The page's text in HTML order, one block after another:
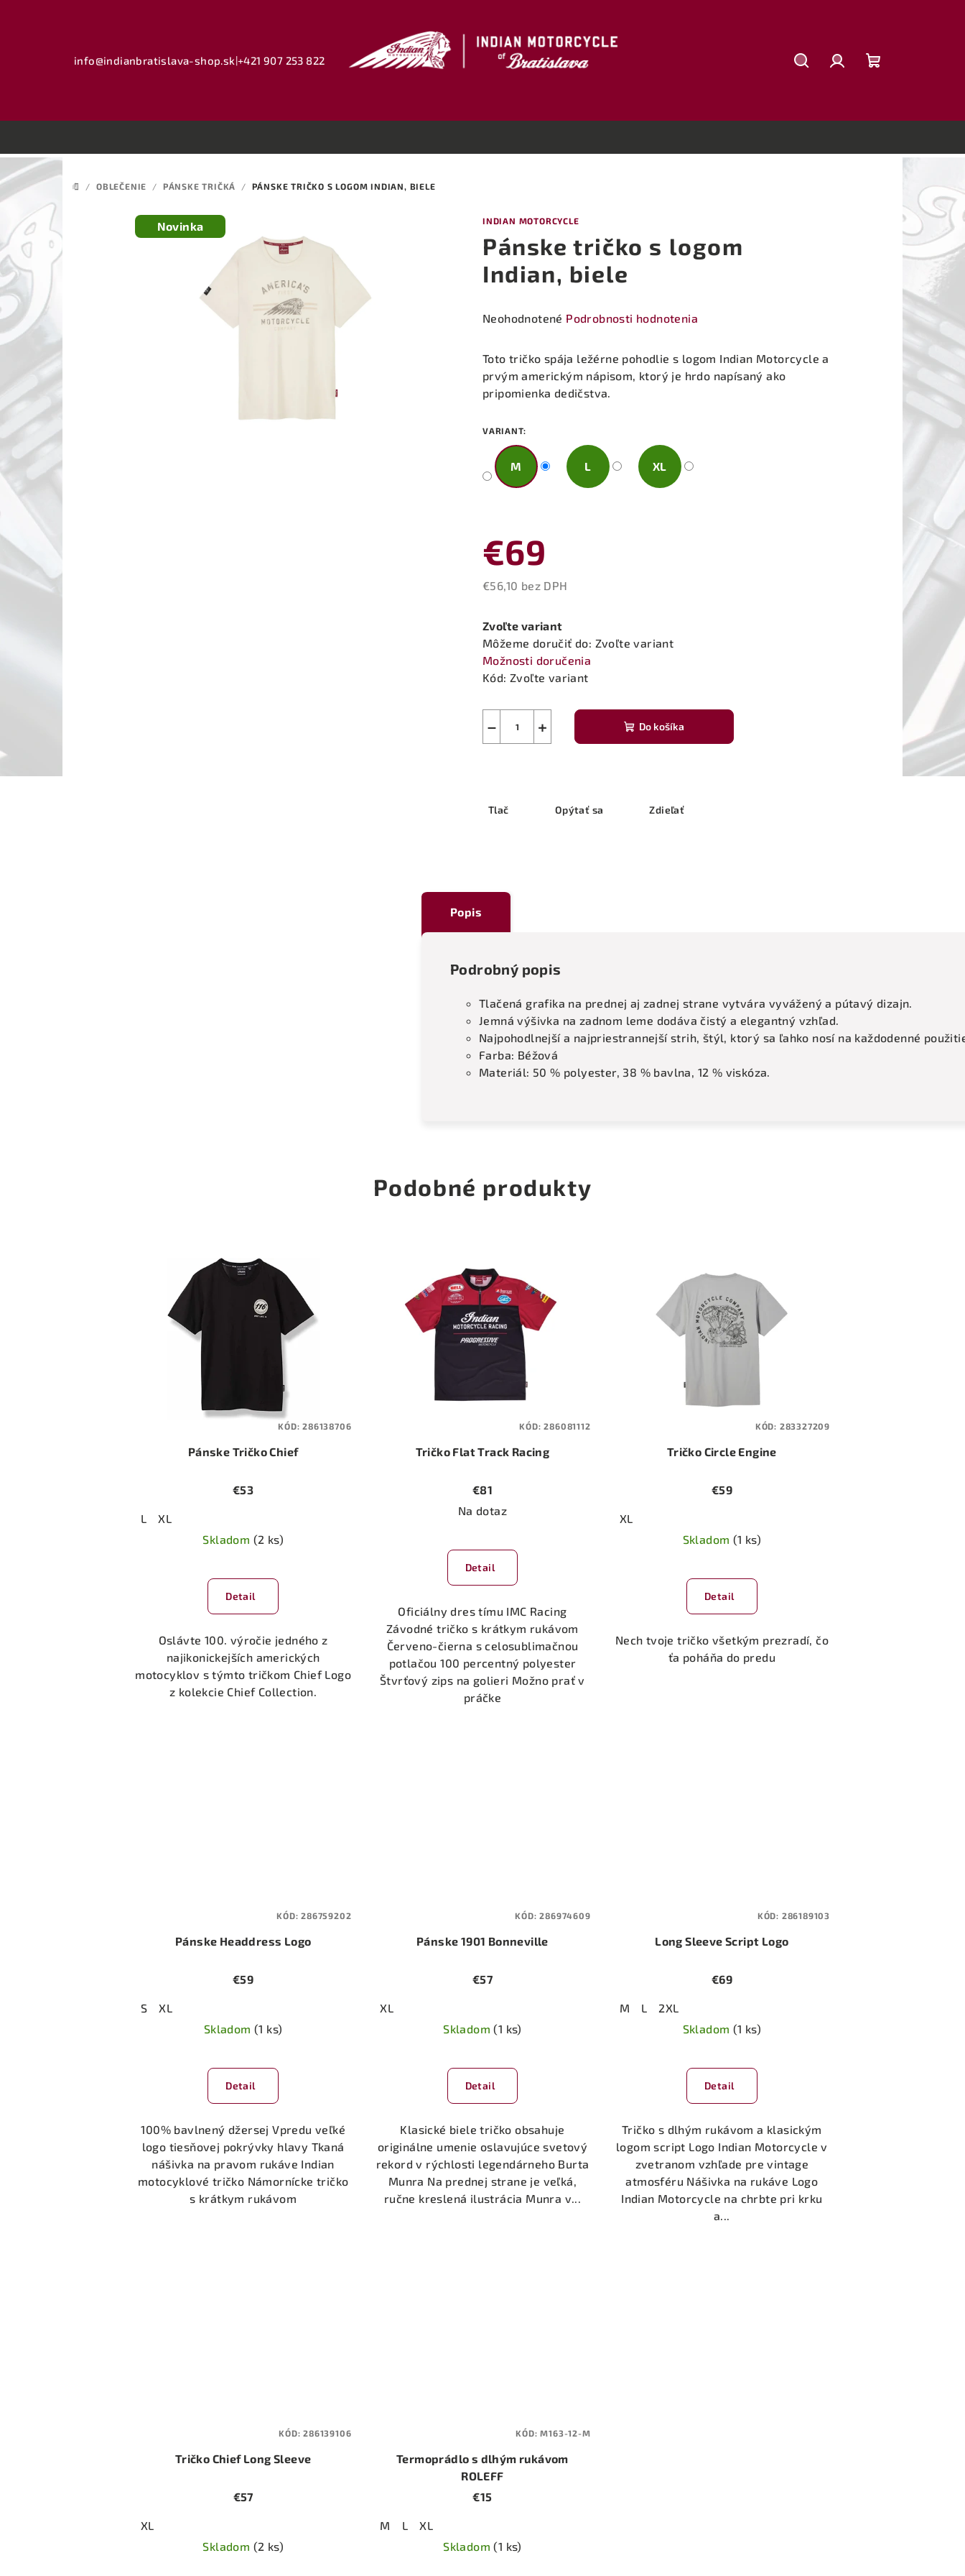
info@indianbratislava-shop.sk|+421 907 253 822
košík
DOMOV
/ OBLEČENIE / PÁNSKE TRIČKÁ / PÁNSKE TRIČKO S LOGOM INDIAN, BIELE
INDIAN MOTORCYCLE
Pánske tričko s logom
Indian, biele
Priemerné
produktu
0,0
z
hviezdičiek.
Neohodnotené Podrobnosti hodnotenia
Toto tričko spája ležérne pohodlie s logom Indian Motorcycle a
prvým americkým nápisom, ktorý je hrdo napísaný ako
pripomienka dedičstva.
VARIANT:
M L XL
€69
€56,10 bez DPH
cena:
Zvoľte variant
Môžeme doručiť do: Zvoľte variant
Možnosti doručenia
Kód: Zvoľte variant
+
− Do košíka
Tlač Opýtať sa Zdieľať
Novinka
Popis
Podrobný popis
Tlačená grafika na prednej aj zadnej strane vytvára vyvážený a pútavý dizajn.
Jemná výšivka na zadnom leme dodáva čistý a elegantný vzhľad.
Najpohodlnejší a najpriestrannejší strih, štýl, ktorý sa ľahko nosí na každodenné
Farba: Béžová
Materiál: 50 % polyester, 38 % bavlna, 12 % viskóza.
Podobné produkty
Pánske Tričko Chief
€53
L
XL
Skladom (2 ks)
Detail
Oslávte 100. výročie jedného z
najikonickejších amerických
motocyklov s týmto tričkom Chief Logo
z kolekcie Chief Collection.
KÓD:286138706
Tričko Flat Track Racing
€81
Na dotaz
Detail
Oficiálny dres tímu IMC Racing
Závodné tričko s krátkym rukávom
Červeno-čierna s celosublimačnou
potlačou 100 percentný polyester
Štvrťový zips na golieri Možno prať v
práčke
KÓD:286081112
Tričko Circle Engine
€59
XL
Skladom (1 ks)
Detail
Nech tvoje tričko všetkým prezradí, čo
ťa poháňa do predu
KÓD: 283327209
Pánske Headdress Logo
€59
S
XL
Skladom(1 ks)
Detail
100% bavlnený džersej Vpredu veľké
logo tiesňovej pokrývky hlavy Tkaná
nášivka na pravom rukáve Indian
motocyklové tričko Námornícke tričko
s krátkym rukávom
KÓD:286759202
Pánske 1901 Bonneville
€57
XL
Skladom(1 ks)
Detail
Klasické biele tričko obsahuje
originálne umenie oslavujúce svetový
rekord v rýchlosti legendárneho Burta
Munra Na prednej strane je veľká,
ručne kreslená ilustrácia Munra v...
KÓD:286974609
Long Sleeve Script Logo
€69
M L
2XL
Skladom (1 ks)
hodnotenie
produktu
je
5,0
5
hviezdičiek.
Detail
Tričko s dlhým rukávom a klasickým
logom script Logo Indian Motorcycle v
zvetranom vzhľade pre vintage
atmosféru Nášivka na rukáve Logo
Indian Motorcycle na chrbte pri krku
a...
KÓD: 286189103
Tričko Chief Long Sleeve
€57
XL
Skladom (2 ks)
KÓD:286139106
Termoprádlo s dlhým rukávom
ROLEFF
€15
M L
XL
Skladom(1 ks)
KÓD:M163-12-M